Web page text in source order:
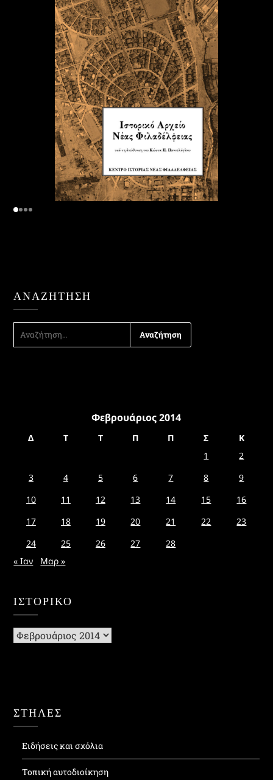
ΑΝΑΖΉΤΗΣΗ
ΑΝΑΖΉΤΗΣΗ
ΓΙΑ:
Φεβρουάριος 2014
Δ Τ Τ Π Π Σ
Κ
1
2
3
4 5 6 7 8
9
10
11 12 13 14 15
16
17
18 19 20 21 22
23
24
25 26 27
28
« Ιαν
Μαρ »
ΙΣΤΟΡΙΚΌ
Ιστορικό
ΣΤΗΛΕΣ
Ειδήσεις και σχόλια
Τοπική αυτοδιοίκηση